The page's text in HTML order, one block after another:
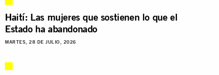
Haití: Las mujeres que sostienen lo que el
Estado ha abandonado
MARTES, 28 DE JULIO, 2026